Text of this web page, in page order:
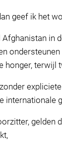
geef ik het
in
terwijl
internationale
gelden